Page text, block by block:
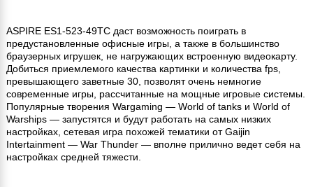
ASPIRE ES1-523-49TC даст возможность поиграть в
предустановленные офисные игры, а также в большинство
браузерных игрушек, не нагружающих встроенную видеокарту.
Добиться приемлемого качества картинки и количества fps,
превышающего заветные 30, позволят очень немногие
современные игры, рассчитанные на мощные игровые системы.
Популярные творения Wargaming — World of tanks и World of
Warships — запустятся и будут работать на самых низких
настройках, сетевая игра похожей тематики от Gaijin
Intertainment — War Thunder — вполне прилично ведет себя на
настройках средней тяжести.